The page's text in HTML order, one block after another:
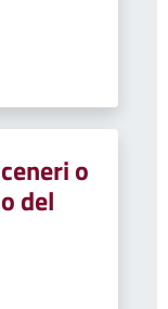
o
del